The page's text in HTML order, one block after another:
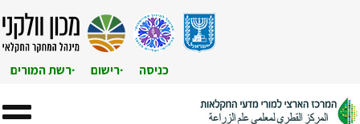
כניסה רישום רשת המורים